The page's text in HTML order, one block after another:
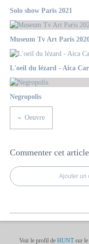
Solo show Paris 2021
Museum Tv Art Paris
L'oeil du lézard - Aica
Negropolis
Oeuvre
Commenter cet article
Ajouter un
Voir le profil de HUNTsur le